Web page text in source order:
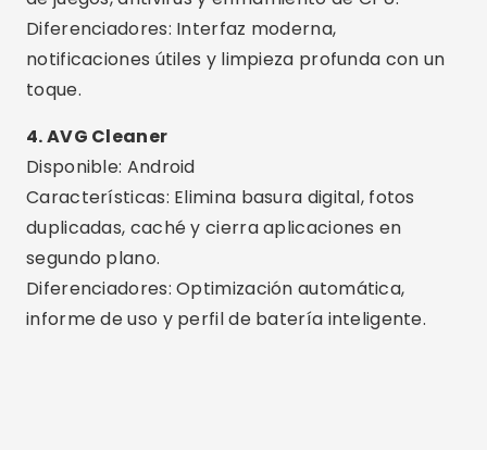
Diferenciadores: Optimización automática,
informe de uso y perfil de batería inteligente.
5. Limpieza de Avast
Disponible: Android
Características: Limpia archivos basura, caché
oculto y aplicaciones que consumen memoria.
Diferenciadores: Herramienta confiable de una
empresa líder en seguridad digital.